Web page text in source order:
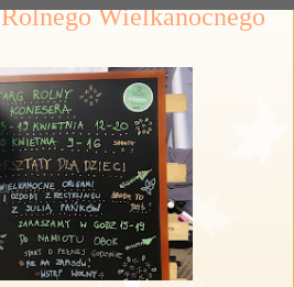
Wielkanocnego